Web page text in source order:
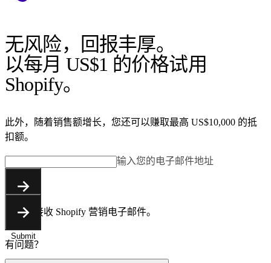
无风险，回报丰厚。
以每月 US$1 的价格试用
Shopify。
此外，随着销售额增长，您还可以赚取最高 US$10,000 的抵
扣额。
输入您的电子邮件地址
Submit
Submit
您同意接收 Shopify 营销电子邮件。
有问题？